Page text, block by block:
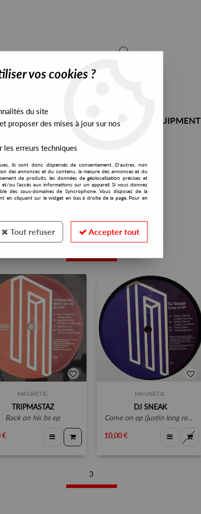
PRESALES EXCLUSIVES DJ EQUIPMENT
MAGNETIC
TRIPMASTAZ
back on his bs ep
€
MAGNETIC
DJ SNEAK
come on ep (justin long remix)
10,00 €
3
vos cookies ?
du site
proposer des mises à jour sur nos
erreurs techniques
ils sont donc dispensés de consentement. D'autres, non
des annonces et du contenu, la mesure des annonces et du
de produits, les données de géolocalisation précises et
ou l'accès aux informations sur un appareil. Si vous donnez
des sous-domaines de Syncrophone. Vous disposez de la
en cliquant sur le widget en bas à droite de la page. Pour en
Tout refuser Accepter tout